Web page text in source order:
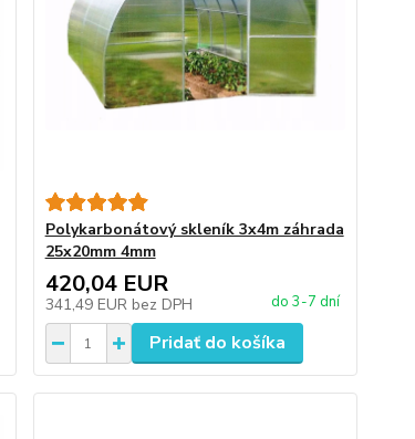
Polykarbonátový skleník 3x4m záhrada
25x20mm 4mm
420,04 EUR
341,49 EUR bez DPH do 3-7 dní
Pridať do košíka